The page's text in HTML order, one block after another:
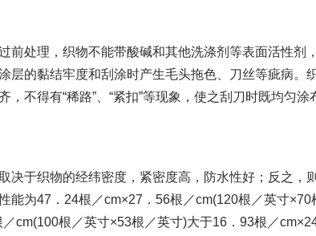
处理，织物不能带酸碱和其他洗涤剂等表面活性剂
层的黏结牢度和刮涂时产生毛头拖色、刀丝等疵病。
，不得有“稀路”、“紧扣”等现象，使之刮刀时既均匀涂
于织物的经纬密度，紧密度高，防水性好；反之，
能为47．24根／cm×27．56根／cm(120根／英寸×70
cm(100根／英寸×53根／英寸)大于16．93根／